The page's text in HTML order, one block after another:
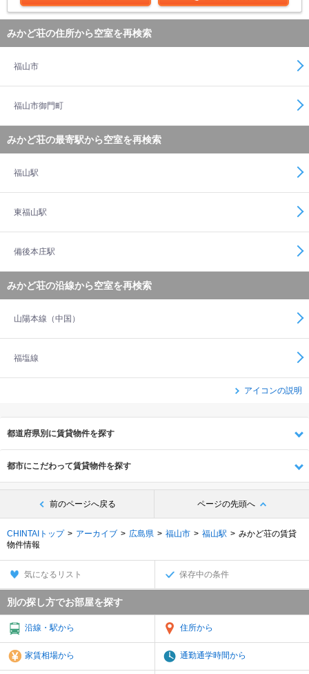
みかど荘の住所から空室を再検索
福山市
福山市御門町
みかど荘の最寄駅から空室を再検索
福山駅
東福山駅
備後本庄駅
みかど荘の沿線から空室を再検索
山陽本線（中国）
福塩線
アイコンの説明
都道府県別に賃貸物件を探す
都市にこだわって賃貸物件を探す
前のページへ戻る ページの先頭へ
CHINTAIトップ アーカイブ 広島県 福山市 福山駅
みかど荘の賃貸
物件情報
気になるリスト 保存中の条件
別の探し方でお部屋を探す
沿線・駅から 住所から
家賃相場から 通勤通学時間から